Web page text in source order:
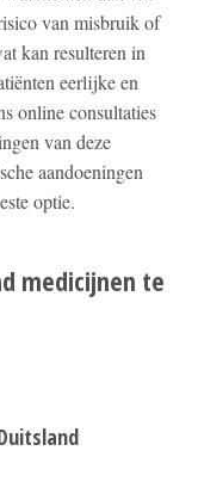
van misbruik of
kan resulteren in
eerlijke en
online consultaties
van deze
aandoeningen
optie.
medicijnen te